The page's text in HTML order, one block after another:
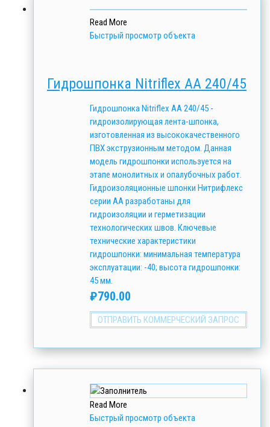
Read More
Быстрый просмотр объекта
Гидрошпонка Nitriflex АА 240/45
Гидрошпонка Nitriflex АА 240/45 -
гидроизолирующая лента-шпонка,
изготовленная из высококачественного
ПВХ экструзионным методом. Данная
модель гидрошпонки используется на
этапе монолитных и опалубочных работ.
Гидроизоляционные шпонки Нитрифлекс
серии АА разработаны для
гидроизоляции и герметизации
технологических швов. Ключевые
технические характеристики
гидрошпонки: минимальная температура
эксплуатации: -40; высота гидрошпонки:
45 мм.
₽790.00
ОТПРАВИТЬ КОММЕРЧЕСКИЙ ЗАПРОС
Read More
Быстрый просмотр объекта